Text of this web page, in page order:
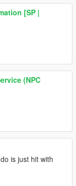
[SP |
(NPC
is just hit with